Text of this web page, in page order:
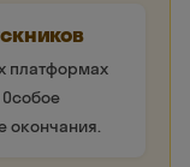
платформах
окончания.